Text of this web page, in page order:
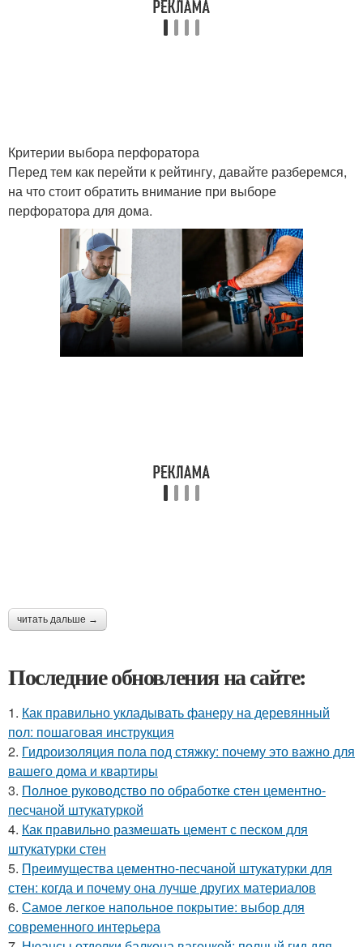
Критерии выбора перфоратора
Перед тем как перейти к рейтингу, давайте разберемся,
на что стоит обратить внимание при выборе
перфоратора для дома.
читать дальше →
Последние обновления на сайте:
1. Как правильно укладывать фанеру на деревянный
пол: пошаговая инструкция
2. Гидроизоляция пола под стяжку: почему это важно для
вашего дома и квартиры
3. Полное руководство по обработке стен цементно-
песчаной штукатуркой
4. Как правильно размешать цемент с песком для
штукатурки стен
5. Преимущества цементно-песчаной штукатурки для
стен: когда и почему она лучше других материалов
6. Самое легкое напольное покрытие: выбор для
современного интерьера